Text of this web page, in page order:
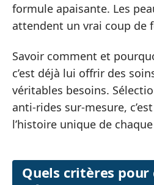
formule apaisante. Les
attendent un vrai coup de
Savoir comment et
c’est déjà lui offrir des
véritables besoins.
anti-rides sur-mesure,
l’histoire unique de
Quels critères pour